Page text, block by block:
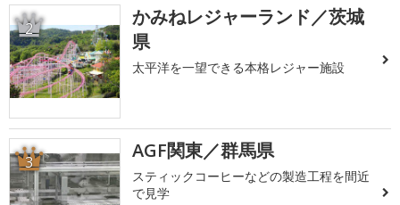
2
かみねレジャーランド／茨城
県
太平洋を一望できる本格レジャー施設
3 AGF関東／群馬県
スティックコーヒーなどの製造工程を間近
で見学